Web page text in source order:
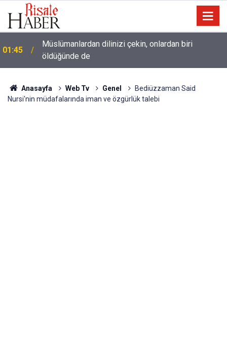
01:45
Müslümanlardan dilinizi çekin, onlardan biri
öldüğünde de
Anasayfa Web Tv Genel
Bediüzzaman Said
Nursi'nin müdafalarında iman ve özgürlük talebi